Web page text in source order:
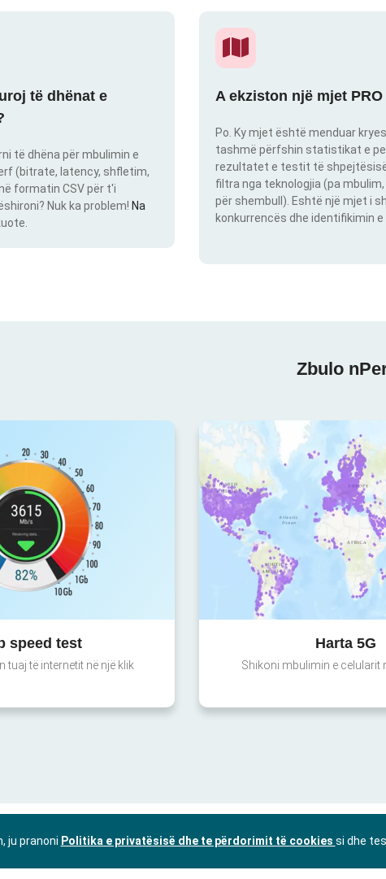
të dhënat e
të dhëna për mbulimin e
(bitrate, latency, shfletim,
formatin CSV për t'i
Nuk ka problem! Na
A ekziston një mjet
Po. Ky mjet është menduar
tashmë përfshin statistikat e
rezultatet e testit të shpejtësisë
filtra nga teknologjia (pa
për shembull). Eshtë një mjet i
konkurrencës dhe identifikimin
Zbulo
speed test
tuaj të internetit në një klik
Harta 5G
Shikoni mbulimin e celularit
ju pranoni Politika e privatësisë dhe te përdorimit të cookies si dhe